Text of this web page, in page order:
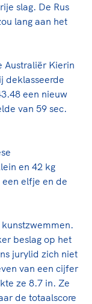
slag. De Rus
lang aan het
Australiër Kierin
deklasseerde
een nieuw
van 59 sec.
en 42 kg
een elfje en de
beslag op het
jurylid zich niet
van een cijfer
ze 8.7 in. Ze
de totaalscore